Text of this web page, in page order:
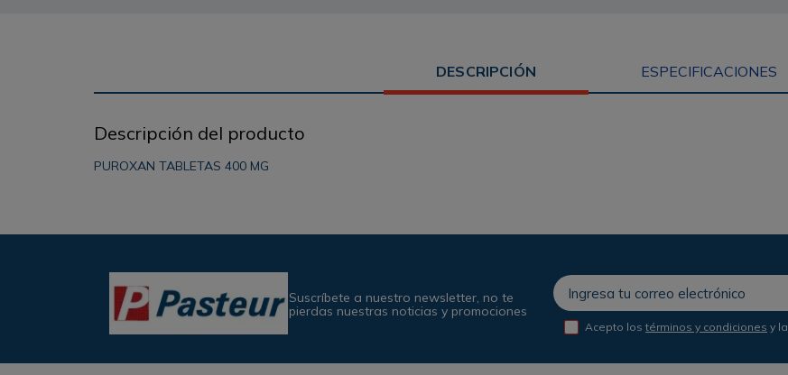
DESCRIPCIÓN ESPECIFICACIONES
Descripción del producto
PUROXAN TABLETAS 400 MG
Suscríbete a nuestro newsletter, no te
pierdas nuestras noticias y promociones
Acepto lostérminos y condiciones y la